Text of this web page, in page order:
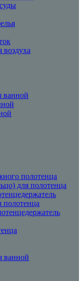
воздуха
ванной
полотенца
для полотенца
полотенца
ванной